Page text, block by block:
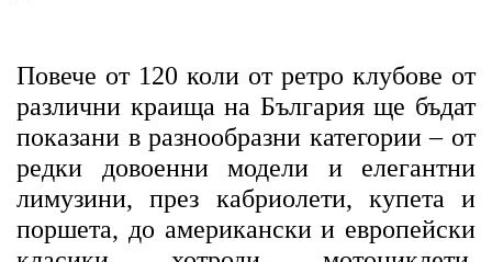
Повече от 120 коли от ретро клубове от
различни краища на България ще бъдат
показани в разнообразни категории – от
редки довоенни модели и елегантни
лимузини, през кабриолети, купета и
поршета, до американски и европейски